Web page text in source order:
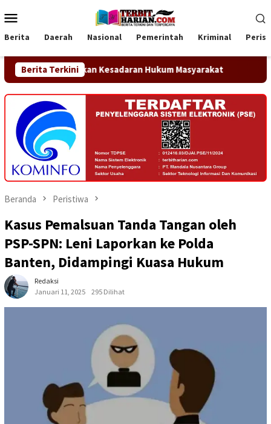
ke
kontenMobile
Berita Daerah Nasional Pemerintah Kriminal
Berita Terkini
Kesadaran Hukum Masyarakat Wujudkan Tri
Beranda Peristiwa
Kasus Pemalsuan Tanda Tangan oleh
PSP-SPN: Leni Laporkan ke Polda
Banten, Didampingi Kuasa Hukum
Redaksi
Januari 11, 2025
295 Dilihat